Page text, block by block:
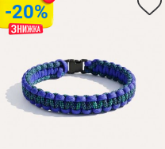
-20%